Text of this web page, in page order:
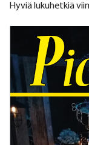
Hyviä lukuhetkiä